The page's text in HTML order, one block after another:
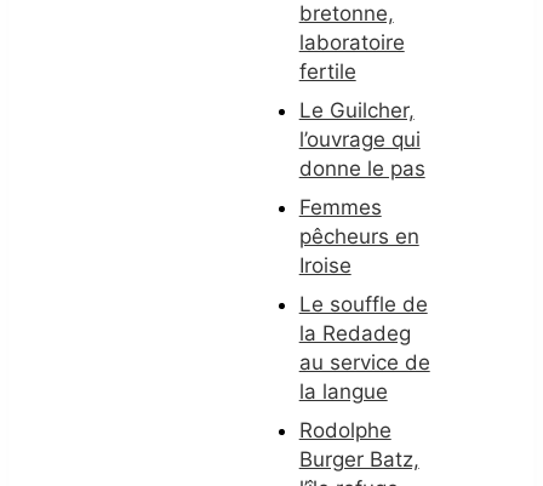
bretonne,
laboratoire
fertile
Le Guilcher,
l’ouvrage qui
donne le pas
Femmes
pêcheurs en
Iroise
Le souffle de
la Redadeg
au service de
la langue
Rodolphe
Burger Batz,